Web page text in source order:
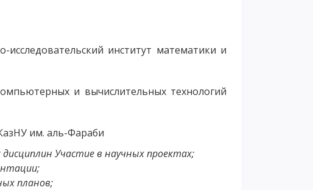
институт математики и
и вычислительных технологий
им. аль-Фараби
Участие в научных проектах;
планов;